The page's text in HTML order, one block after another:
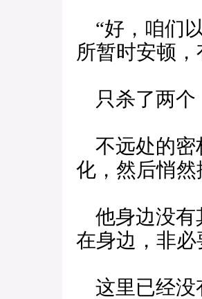
“好，咱们
所暂时安顿
只杀了两个
不远处的密
化，然后悄然
他身边没有
在身边，非
这里已经没